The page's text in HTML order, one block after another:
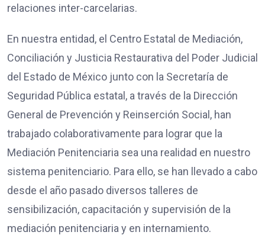
relaciones inter-carcelarias.
En nuestra entidad, el Centro Estatal de Mediación,
Conciliación y Justicia Restaurativa del Poder Judicial
del Estado de México junto con la Secretaría de
Seguridad Pública estatal, a través de la Dirección
General de Prevención y Reinserción Social, han
trabajado colaborativamente para lograr que la
Mediación Penitenciaria sea una realidad en nuestro
sistema penitenciario. Para ello, se han llevado a cabo
desde el año pasado diversos talleres de
sensibilización, capacitación y supervisión de la
mediación penitenciaria y en internamiento.